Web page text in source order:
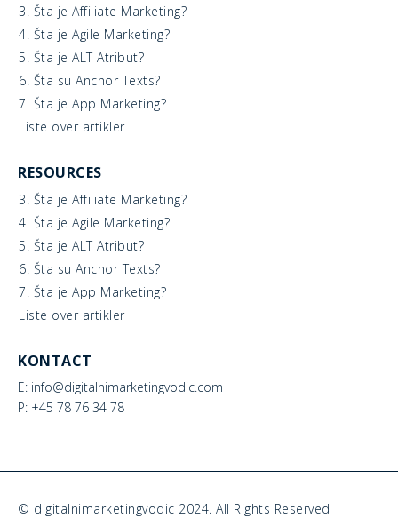
3. Šta je Affiliate Marketing?
4. Šta je Agile Marketing?
5. Šta je ALT Atribut?
6. Šta su Anchor Texts?
7. Šta je App Marketing?
Liste over artikler
RESOURCES
3. Šta je Affiliate Marketing?
4. Šta je Agile Marketing?
5. Šta je ALT Atribut?
6. Šta su Anchor Texts?
7. Šta je App Marketing?
Liste over artikler
KONTACT
E: info@digitalnimarketingvodic.com
P: +45 78 76 34 78
© digitalnimarketingvodic 2024. All Rights Reserved